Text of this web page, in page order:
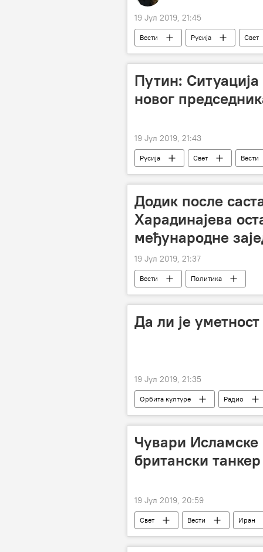
19 Јул 2019, 21:45
Вести Русија Свет
Ф-35
Путин:
новог
19 Јул 2019, 21:43
Русија Свет Вести
Украјина
Додик после
Харадинајева
међународне
19 Јул 2019, 21:37
Вести Политика
Да ли је
19 Јул 2019, 21:35
Орбита културе Радио
Чувари Исламске
британски танкер
19 Јул 2019, 20:59
Свет Вести Иран